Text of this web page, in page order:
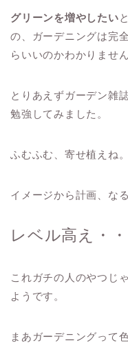
グリーンを増やしたい
の、ガーデニングは完
らいいのかわかりません
とりあえずガーデン雑
勉強してみました。
ふむふむ、寄せ植えね。
イメージから計画、な
レベル高え・・
これガチの人のやつじ
ようです。
まあガーデニングって